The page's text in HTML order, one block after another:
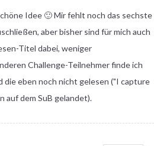
Idee 🙂 Mir fehlt noch das sechste
aber bisher sind für mich auch
Titel dabei, weniger
Challenge-Teilnehmer finde ich
die eben noch nicht gelesen ("I capture
auf dem SuB gelandet).